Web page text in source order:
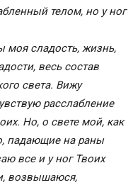
телом, но у ног
моя сладость, жизнь,
весь состав
света. Вижу
расслабление
Но, о свете мой, как
падающие на раны
все и у ног Твоих
возвышаюся,